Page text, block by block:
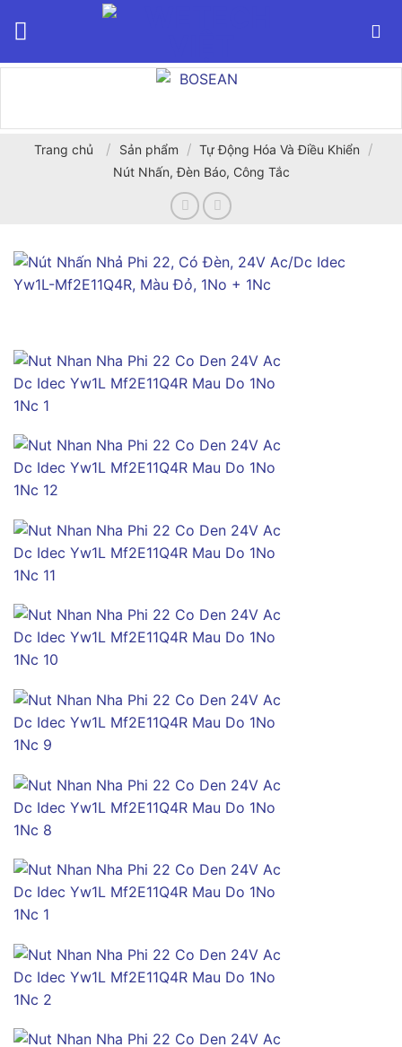
Trang chủ / Sản phẩm / Tự Động Hóa Và Điều Khiển /
Nút Nhấn, Đèn Báo, Công Tắc